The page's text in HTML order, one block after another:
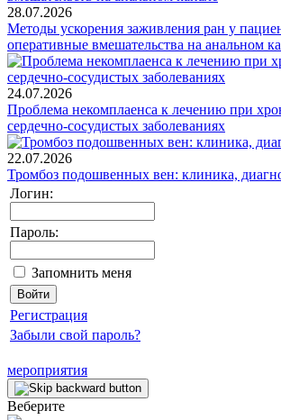
28.07.2026
Методы ускорения заживления ран у
оперативные вмешательства на анальном
24.07.2026
Проблема некомплаенса к лечению при
сердечно-сосудистых заболеваниях
22.07.2026
Тромбоз подошвенных вен: клиника,
Логин:
Пароль:
Запомнить меня
Регистрация
Забыли свой пароль?
мероприятия
Веберите